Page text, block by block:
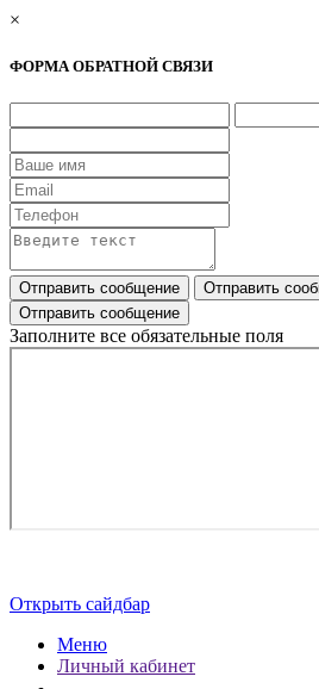
×
ФОРМА ОБРАТНОЙ СВЯЗИ
Заполните все обязательные поля
Открыть сайдбар
Меню
Личный кабинет